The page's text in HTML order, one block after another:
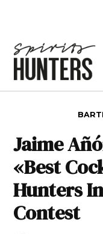
Jaime
«Best
Hunters
Contest